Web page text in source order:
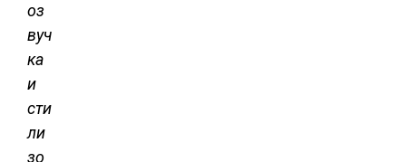
оз
вуч
ка
и
сти
ли
зо